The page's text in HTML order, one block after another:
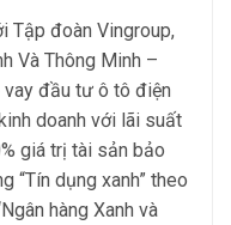
Tập đoàn Vingroup,
Và Thông Minh –
vay đầu tư ô tô điện
doanh với lãi suất
giá trị tài sản bảo
“Tín dụng xanh” theo
hàng Xanh và